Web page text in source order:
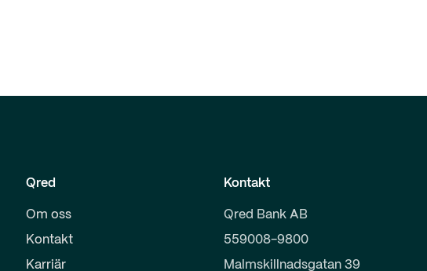
Qred
Om oss
Kontakt
Karriär
Kontakt
Qred Bank AB
559008-9800
Malmskillnadsgatan 39